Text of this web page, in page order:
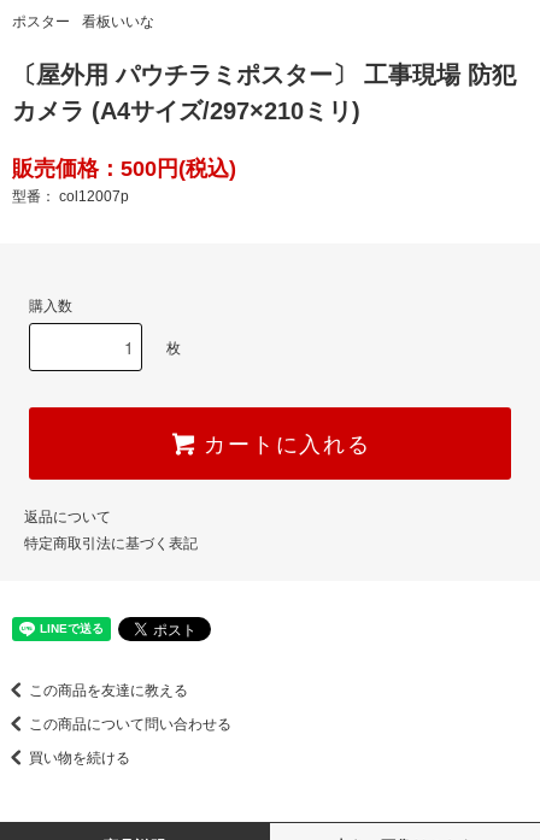
ポスター 看板いいな
〔屋外用 パウチラミポスター〕 工事現場 防犯
カメラ (A4サイズ/297×210ミリ)
販売価格：500円(税込)
型番： col12007p
購入数
枚
カートに入れる
返品について
特定商取引法に基づく表記
この商品を友達に教える
この商品について問い合わせる
買い物を続ける